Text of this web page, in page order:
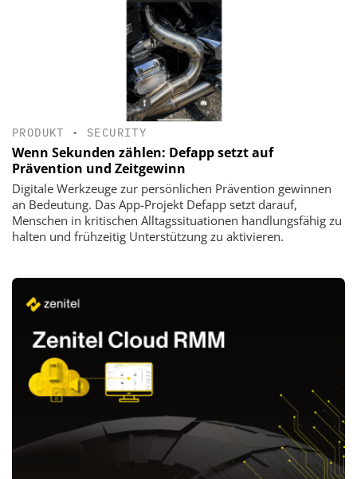
PRODUKT • SECURITY
Wenn Sekunden zählen: Defapp setzt auf
Prävention und Zeitgewinn
Digitale Werkzeuge zur persönlichen Prävention gewinnen
an Bedeutung. Das App-Projekt Defapp setzt darauf,
Menschen in kritischen Alltagssituationen handlungsfähig zu
halten und frühzeitig Unterstützung zu aktivieren.